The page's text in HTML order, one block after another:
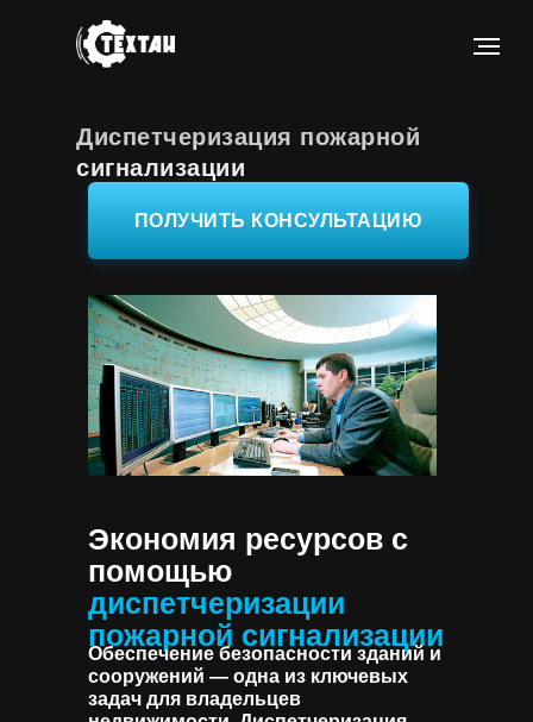
Диспетчеризация пожарной
сигнализации
ПОЛУЧИТЬ КОНСУЛЬТАЦИЮ
Экономия ресурсов с
помощью
диспетчеризации
пожарной сигнализации
Обеспечение безопасности зданий и
сооружений — одна из ключевых
задач для владельцев